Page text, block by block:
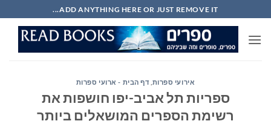
to
content
ADD ANYTHING HERE OR JUST REMOVE IT...
אירועי ספרות דף הבית - ארועי ספרות
ספריות תל אביב-יפו חושפות את
רשימת הספרים המושאלים ביותר